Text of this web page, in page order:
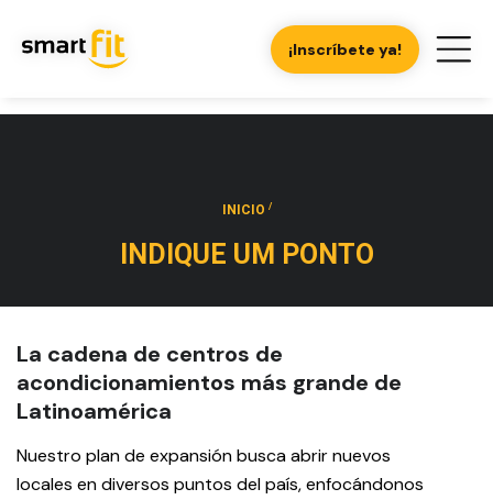
¡Inscríbete ya!
INICIO /
INDIQUE UM PONTO
La cadena de centros de
acondicionamientos más grande de
Latinoamérica
Nuestro plan de expansión busca abrir nuevos
locales en diversos puntos del país, enfocándonos